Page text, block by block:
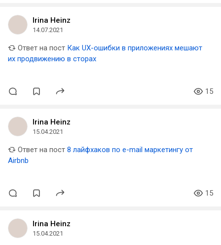
Irina Heinz
14.07.2021
Ответ на пост Как UX-ошибки в приложениях мешают
их продвижению в сторах
15
Irina Heinz
15.04.2021
Ответ на пост 8 лайфхаков по e-mail маркетингу от
Airbnb
15
Irina Heinz
15.04.2021